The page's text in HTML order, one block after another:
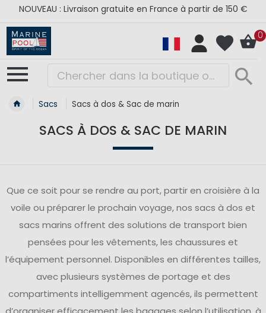
NOUVEAU : Livraison gratuite en France à partir de 150 €
0
Sacs Sacs à dos & Sac de marin
SACS À DOS & SAC DE MARIN
Que ce soit pour se rendre au port, partir en croisière à la
voile ou préparer le prochain voyage, nos sacs à dos et
sacs marins offrent des solutions de transport bien
pensées pour les vêtements, les chaussures et
l’équipement personnel. Disponibles en différentes tailles,
avec plusieurs systèmes de portage et des
compartiments intelligemment agencés, ils permettent